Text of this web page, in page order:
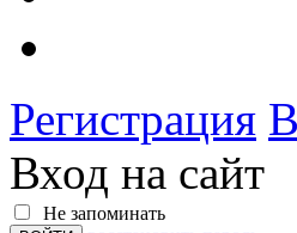
Регистрация
Вход на сайт
Не запоминать